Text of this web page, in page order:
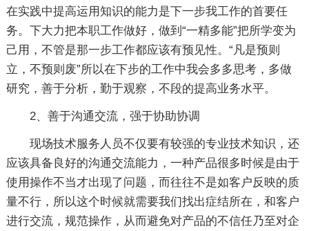
在实践中提高运用知识的能力是下一步我工作的首要任
务。下大力把本职工作做好，做到“一精多能”把所学变为
己用，不管是那一步工作都应该有预见性。“凡是预则
立，不预则废”所以在下步的工作中我会多多思考，多做
研究，善于分析，勤于观察，不段的提高业务水平。
2、善于沟通交流，强于协助协调
现场技术服务人员不仅要有较强的专业技术知识，还
应该具备良好的沟通交流能力，一种产品很多时候是由于
使用操作不当才出现了问题，而往往不是如客户反映的质
量不行，所以这个时候就需要我们找出症结所在，和客户
进行交流，规范操作，从而避免对产品的不信任乃至对企